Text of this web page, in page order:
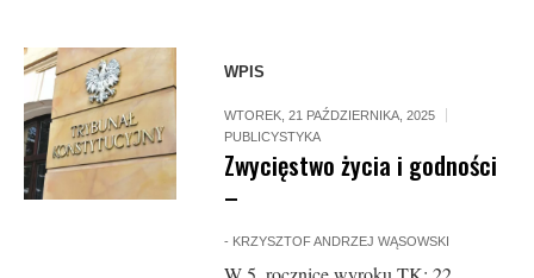
WPIS
WTOREK, 21 PAŹDZIERNIKA, 2025
PUBLICYSTYKA
Zwycięstwo życia i godności
–
- KRZYSZTOF ANDRZEJ WĄSOWSKI